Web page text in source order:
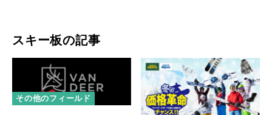
スキー板の記事
その他のフィールド